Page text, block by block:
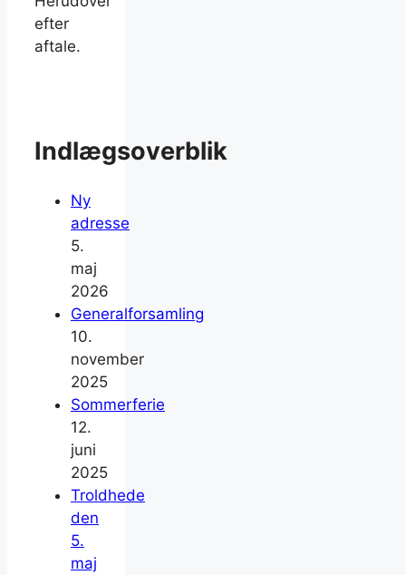
efter
aftale.
Indlægsoverblik
Ny
adresse
5.
maj
2026
Generalforsamling
10.
november
2025
Sommerferie
12.
juni
2025
Troldhede
den
5.
maj